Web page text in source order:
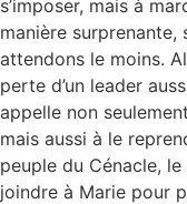
s’imposer, mais à
manière
attendons le moins.
perte d’un leader
appelle non
mais aussi à le
peuple du Cénacle,
joindre à Marie pour